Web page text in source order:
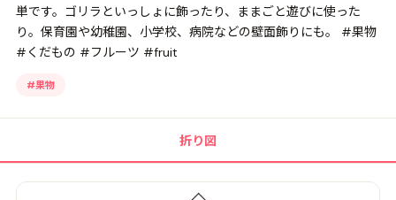
単です。ゴリラといっしょに飾ったり、ままごと遊びに使った
り。保育園や幼稚園、小学校、病院などの壁面飾りにも。 #果物
#くだもの #フルーツ #fruit
#果物
折り図